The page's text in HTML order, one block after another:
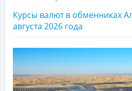
Курсы валют в обменниках
августа 2026 года